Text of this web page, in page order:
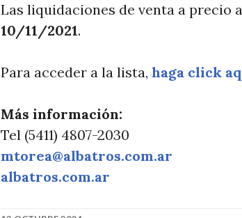
T
I
I
S
Las liquidaciones de venta a precio
10/11/2021.
Para acceder a la lista, haga click
Más información:
Tel (5411) 4807-2030
mtorea@albatros.com.ar
albatros.com.ar